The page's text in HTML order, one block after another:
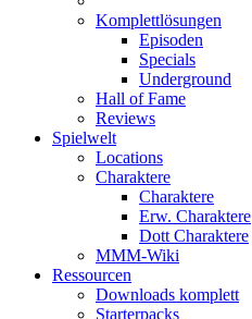
Komplettlösungen
Episoden
Specials
Underground
Hall of Fame
Reviews
Spielwelt
Locations
Charaktere
Charaktere
Erw. Charaktere
Dott Charaktere
MMM-Wiki
Ressourcen
Downloads komplett
Starterpacks